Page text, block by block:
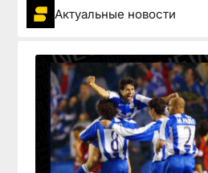
Актуальные новости